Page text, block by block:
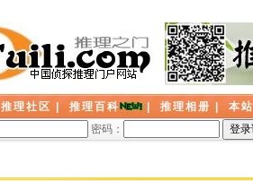
推理社区 推理百科 推理相册
本
密码：